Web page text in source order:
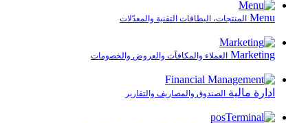
Menu المنتجات، البطاقات التقنية والمعدّلات
Marketing العملاء والمكافآت والعروض والخصومات
ادارة مالية الصندوق والمصاريف والتقارير